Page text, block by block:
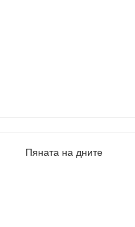
Пяната на дните